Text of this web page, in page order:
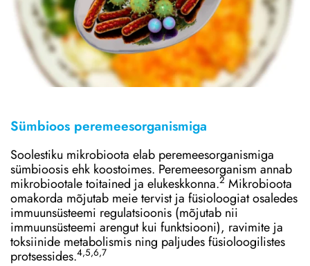
Sümbioos peremeesorganismiga
Soolestiku mikrobioota elab peremeesorganismiga
sümbioosis ehk koostoimes. Peremeesorganism annab
mikrobiootale toitained ja elukeskkonna.2 Mikrobioota
omakorda mõjutab meie tervist ja füsioloogiat osaledes
immuunsüsteemi regulatsioonis (mõjutab nii
immuunsüsteemi arengut kui funktsiooni), ravimite ja
toksiinide metabolismis ning paljudes füsioloogilistes
protsessides.4,5,6,7